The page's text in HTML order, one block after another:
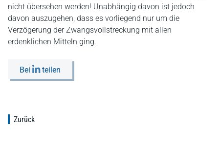
nicht übersehen werden! Unabhängig davon ist jedoch
davon auszugehen, dass es vorliegend nur um die
Verzögerung der Zwangsvollstreckung mit allen
erdenklichen Mitteln ging.
Bei teilen
Zurück